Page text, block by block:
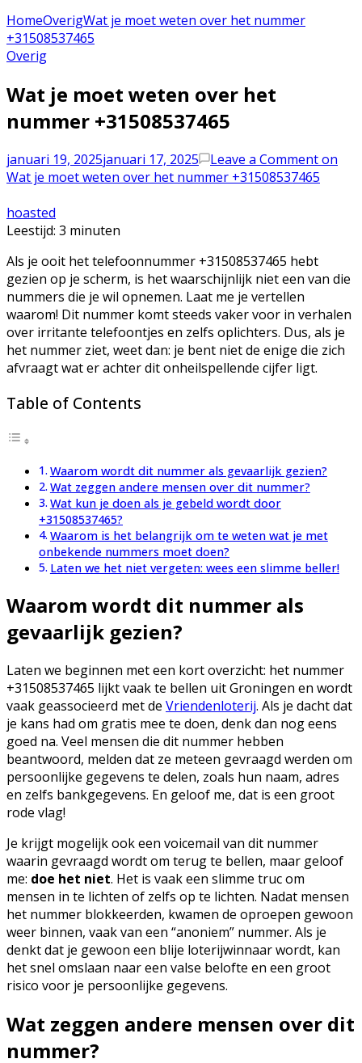
HomeOverigWat je moet weten over het nummer
+31508537465
Overig
Wat je moet weten over het
nummer +31508537465
januari 19, 2025januari 17, 2025 Leave a Commenton
Wat je moet weten over het nummer +31508537465
hoasted
Leestijd: 3 minuten
Als je ooit het telefoonnummer +31508537465 hebt
gezien op je scherm, is het waarschijnlijk niet een van die
nummers die je wil opnemen. Laat me je vertellen
waarom! Dit nummer komt steeds vaker voor in verhalen
over irritante telefoontjes en zelfs oplichters. Dus, als je
het nummer ziet, weet dan: je bent niet de enige die zich
afvraagt wat er achter dit onheilspellende cijfer ligt.
Table of Contents
Waarom wordt dit nummer als gevaarlijk gezien?
Wat zeggen andere mensen over dit nummer?
Wat kun je doen als je gebeld wordt door
+31508537465?
Waarom is het belangrijk om te weten wat je met
onbekende nummers moet doen?
Laten we het niet vergeten: wees een slimme beller!
Waarom wordt dit nummer als
gevaarlijk gezien?
Laten we beginnen met een kort overzicht: het nummer
+31508537465 lijkt vaak te bellen uit Groningen en wordt
vaak geassocieerd met de Vriendenloterij. Als je dacht dat
je kans had om gratis mee te doen, denk dan nog eens
goed na. Veel mensen die dit nummer hebben
beantwoord, melden dat ze meteen gevraagd werden om
persoonlijke gegevens te delen, zoals hun naam, adres
en zelfs bankgegevens. En geloof me, dat is een groot
rode vlag!
Je krijgt mogelijk ook een voicemail van dit nummer
waarin gevraagd wordt om terug te bellen, maar geloof
me: doe het niet. Het is vaak een slimme truc om
mensen in te lichten of zelfs op te lichten. Nadat mensen
het nummer blokkeerden, kwamen de oproepen gewoon
weer binnen, vaak van een “anoniem” nummer. Als je
denkt dat je gewoon een blije loterijwinnaar wordt, kan
het snel omslaan naar een valse belofte en een groot
risico voor je persoonlijke gegevens.
Wat zeggen andere mensen over dit
nummer?